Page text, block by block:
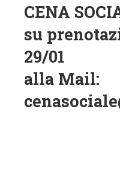
CENA
su
29/01
alla Mail: